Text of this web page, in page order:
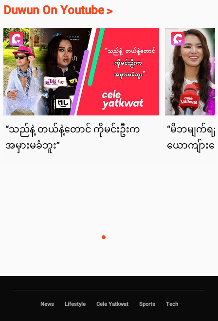
Duwun On Youtube>
News Lifestyle Cele Yatkwat Sports Tech